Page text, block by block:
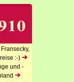
:-)
und -